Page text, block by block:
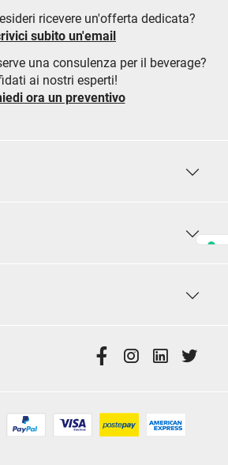
ricevere un'offerta dedicata?
subito un'email
una consulenza per il beverage?
ai nostri esperti!
ora un preventivo